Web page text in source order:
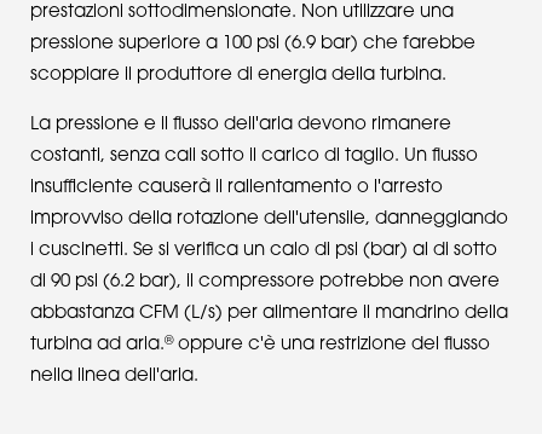
prestazioni sottodimensionate. Non utilizzare una
pressione superiore a 100 psi (6.9 bar) che farebbe
scoppiare il produttore di energia della turbina.
La pressione e il flusso dell'aria devono rimanere
costanti, senza cali sotto il carico di taglio. Un flusso
insufficiente causerà il rallentamento o l'arresto
improvviso della rotazione dell'utensile, danneggiando
i cuscinetti. Se si verifica un calo di psi (bar) al di sotto
di 90 psi (6.2 bar), il compressore potrebbe non avere
abbastanza CFM (L/s) per alimentare il mandrino della
turbina ad aria.®oppure c'è una restrizione del flusso
nella linea dell'aria.